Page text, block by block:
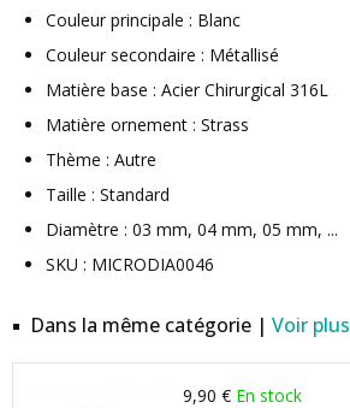
Couleur principale : Blanc
Couleur secondaire : Métallisé
Matière base : Acier Chirurgical 316L
Matière ornement : Strass
Thème : Autre
Taille : Standard
Diamètre : 03 mm, 04 mm, 05 mm, ...
SKU : MICRODIA0046
Dans la même catégorie | Voir plus
9,90 € En stock